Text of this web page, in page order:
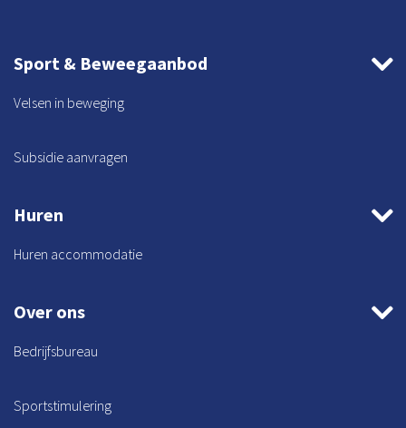
Sport & Beweegaanbod
Velsen in beweging
Subsidie aanvragen
Huren
Huren accommodatie
Over ons
Bedrijfsbureau
Sportstimulering